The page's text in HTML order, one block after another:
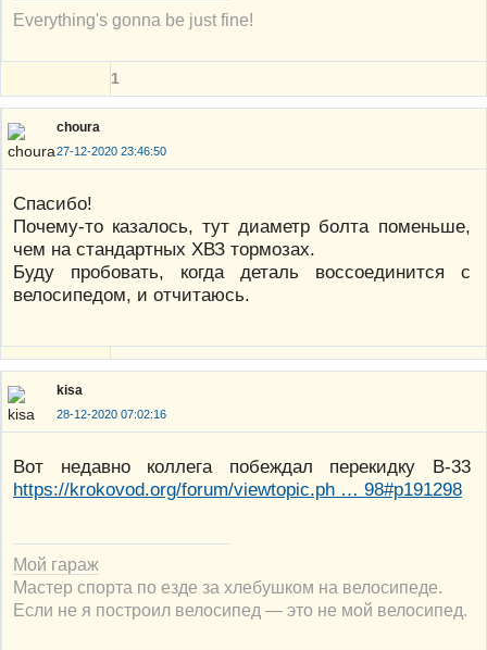
Everything's gonna be just fine!
1
choura
27-12-2020 23:46:50
Спасибо!
Почему-то казалось, тут диаметр болта поменьше,
чем на стандартных ХВЗ тормозах.
Буду пробовать, когда деталь воссоединится с
велосипедом, и отчитаюсь.
kisa
28-12-2020 07:02:16
Вот недавно коллега побеждал перекидку В-33
https://krokovod.org/forum/viewtopic.ph … 98#p191298
Мой гараж
Мастер спорта по езде за хлебушком на велосипеде.
Если не я построил велосипед — это не мой велосипед.